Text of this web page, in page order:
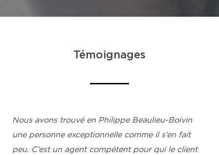
Témoignages
Nous avons trouvé en Philippe Beaulieu-Boivin
une personne exceptionnelle comme il s’en fait
peu. C’est un agent compétent pour qui le client